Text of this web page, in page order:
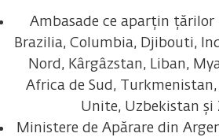
Ambasade ce aparțin țărilor
Brazilia, Columbia, Djibouti,
Nord, Kârgâzstan, Liban,
Africa de Sud,
Unite, Uzbekistan și
Ministere de Apărare din